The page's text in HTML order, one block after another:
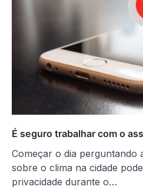
É seguro trabalhar com o
Começar o dia perguntando
sobre o clima na cidade
privacidade durante o…